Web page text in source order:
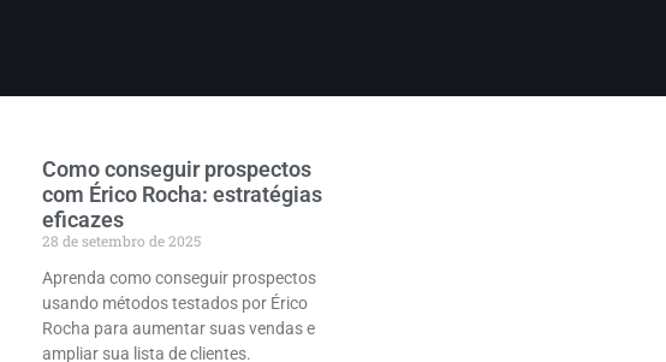
Como conseguir prospectos
com Érico Rocha: estratégias
eficazes
28 de setembro de 2025
Aprenda como conseguir prospectos
usando métodos testados por Érico
Rocha para aumentar suas vendas e
ampliar sua lista de clientes.